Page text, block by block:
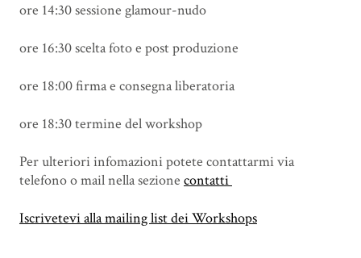
ore 14:30 sessione glamour-nudo
ore 16:30 scelta foto e post produzione
ore 18:00 firma e consegna liberatoria
ore 18:30 termine del workshop
Per ulteriori infomazioni potete contattarmi via
telefono o mail nella sezione contatti
Iscrivetevi alla mailing list dei Workshops